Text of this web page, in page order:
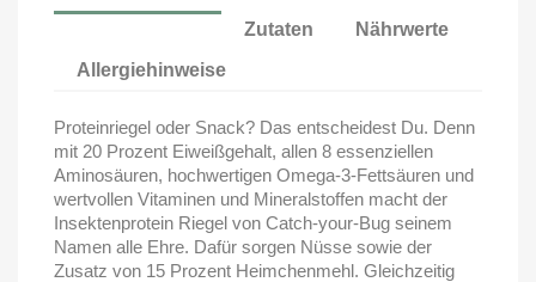
Zutaten
Nährwerte
Allergiehinweise
Proteinriegel oder Snack? Das entscheidest Du. Denn
mit 20 Prozent Eiweißgehalt, allen 8 essenziellen
Aminosäuren, hochwertigen Omega-3-Fettsäuren und
wertvollen Vitaminen und Mineralstoffen macht der
Insektenprotein Riegel von Catch-your-Bug seinem
Namen alle Ehre. Dafür sorgen Nüsse sowie der
Zusatz von 15 Prozent Heimchenmehl. Gleichzeitig